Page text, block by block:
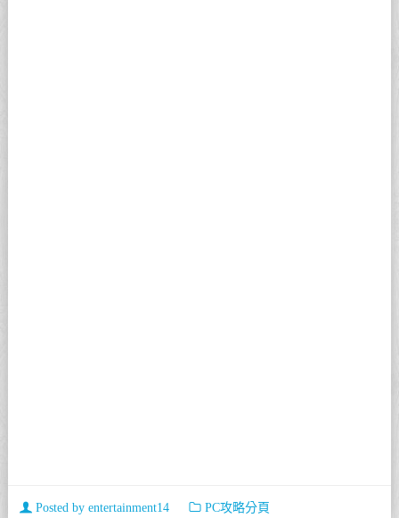
Posted by entertainment14 PC攻略分頁